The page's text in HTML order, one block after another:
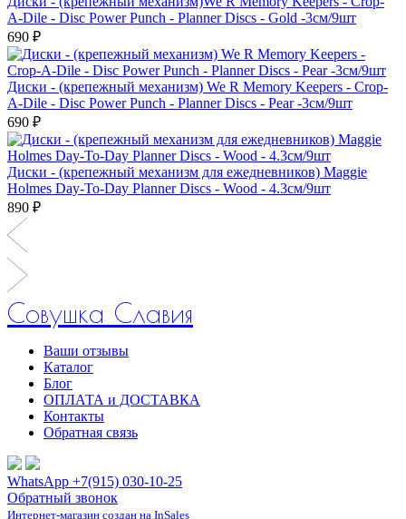
A-Dile - Disc Power Punch - Planner Discs - Gold -3см/9шт
690 ₽
Диски - (крепежный механизм) We R Memory Keepers - Crop-
A-Dile - Disc Power Punch - Planner Discs - Pear -3см/9шт
690 ₽
Диски - (крепежный механизм для ежедневников) Maggie
Holmes Day-To-Day Planner Discs - Wood - 4.3см/9шт
890 ₽
Совушка Славия
Ваши отзывы
Каталог
Блог
ОПЛАТА и ДОСТАВКА
Контакты
Обратная связь
WhatsApp +7(915) 030-10-25
Обратный звонок
Интернет-магазин создан на InSales